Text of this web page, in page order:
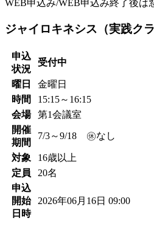
WEB申込み/WEB申込み終了後は
ジャイロキネシス（実践ク
申込
状況
受付中
曜日
金曜日
時間
15:15～16:15
会場
第1会議室
開催
期間
7/3～9/18 ㊡なし
対象
16歳以上
定員
20名
申込
開始
日時
2026年06月16日 09:00